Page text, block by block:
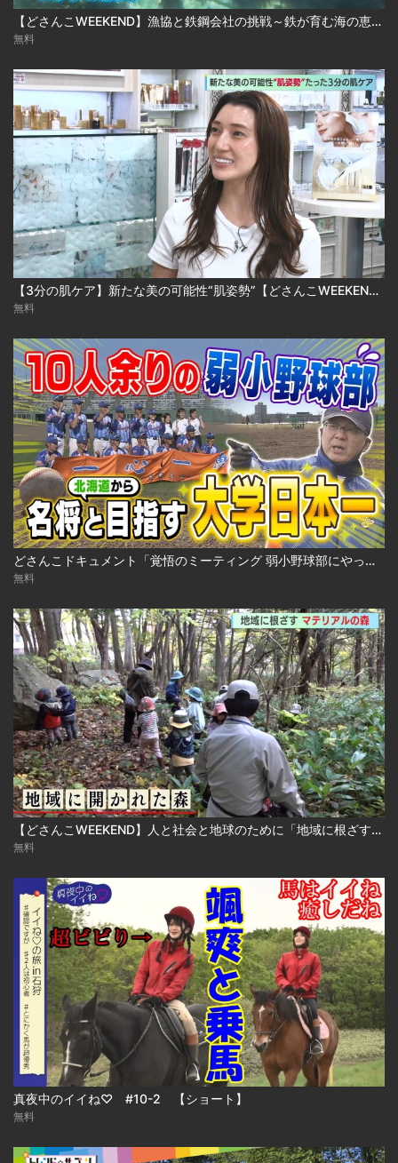
【どさんこWEEKEND】漁協と鉄鋼会社の挑戦～鉄が育む海の恵み～
無料
【3分の肌ケア】新たな美の可能性“肌姿勢”【どさんこWEEKEND】
無料
どさんこドキュメント「覚悟のミーティング 弱小野球部にやってきた名将」（2023年6月4日放送）
無料
【どさんこWEEKEND】人と社会と地球のために「地域に根ざす！マテリアルの森」
無料
真夜中のイイね♡ #10-2 【ショート】
無料